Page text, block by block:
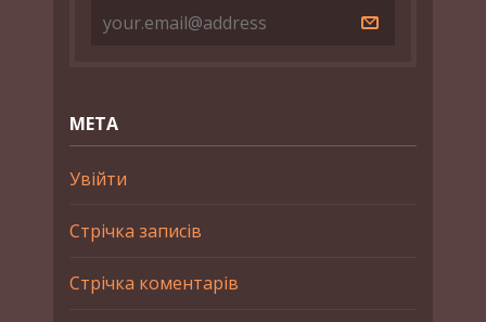
МЕТА
Увійти
Стрічка записів
Стрічка коментарів